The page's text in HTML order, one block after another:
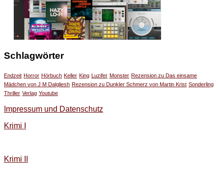
Schlagwörter
Endzeit Horror Hörbuch Keller King Luzifer Monster Rezension zu Das einsame
Mädchen von J M Dalgliesh Rezension zu Dunkler Schmerz von Martin Krist Sonderling
Thriller Verlag Youtube
Impressum und Datenschutz
Krimi I
Krimi II